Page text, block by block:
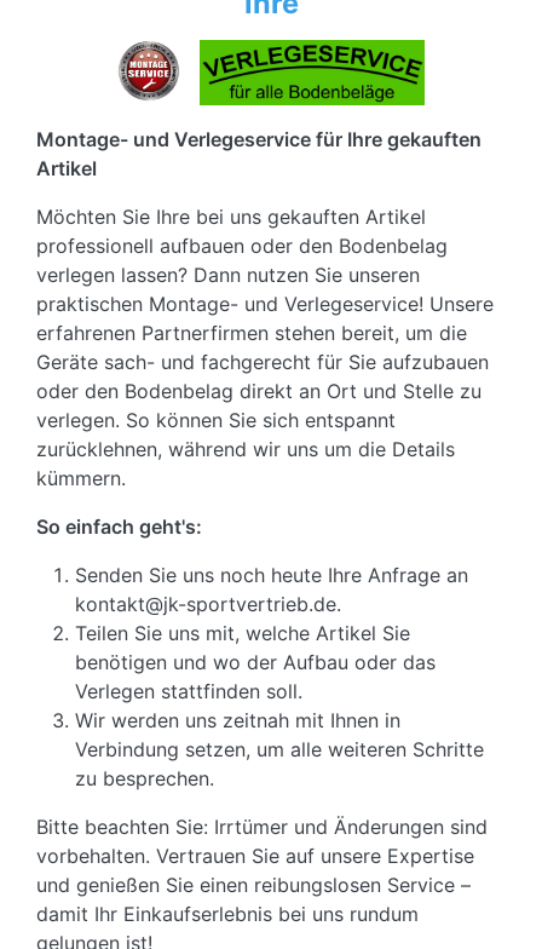
Montage- und Verlegeservice für Ihre gekauften
Artikel
Möchten Sie Ihre bei uns gekauften Artikel
professionell aufbauen oder den Bodenbelag
verlegen lassen? Dann nutzen Sie unseren
praktischen Montage- und Verlegeservice! Unsere
erfahrenen Partnerfirmen stehen bereit, um die
Geräte sach- und fachgerecht für Sie aufzubauen
oder den Bodenbelag direkt an Ort und Stelle zu
verlegen. So können Sie sich entspannt
zurücklehnen, während wir uns um die Details
kümmern.
So einfach geht's:
Senden Sie uns noch heute Ihre Anfrage an
kontakt@jk-sportvertrieb.de.
Teilen Sie uns mit, welche Artikel Sie
benötigen und wo der Aufbau oder das
Verlegen stattfinden soll.
Wir werden uns zeitnah mit Ihnen in
Verbindung setzen, um alle weiteren Schritte
zu besprechen.
Bitte beachten Sie: Irrtümer und Änderungen sind
vorbehalten. Vertrauen Sie auf unsere Expertise
und genießen Sie einen reibungslosen Service –
damit Ihr Einkaufserlebnis bei uns rundum
gelungen ist!